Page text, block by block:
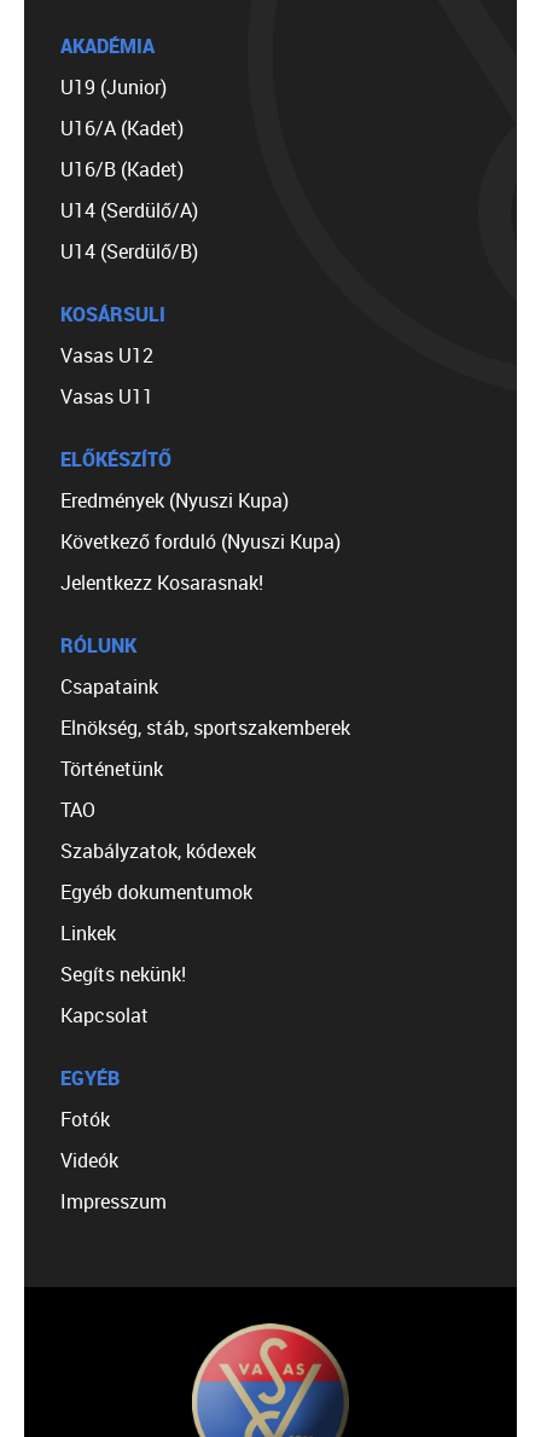
AKADÉMIA
U19 (Junior)
U16/A (Kadet)
U16/B (Kadet)
U14 (Serdülő/A)
U14 (Serdülő/B)
KOSÁRSULI
Vasas U12
Vasas U11
ELŐKÉSZÍTŐ
Eredmények (Nyuszi Kupa)
Következő forduló (Nyuszi Kupa)
Jelentkezz Kosarasnak!
RÓLUNK
Csapataink
Elnökség, stáb, sportszakemberek
Történetünk
TAO
Szabályzatok, kódexek
Egyéb dokumentumok
Linkek
Segíts nekünk!
Kapcsolat
EGYÉB
Fotók
Videók
Impresszum